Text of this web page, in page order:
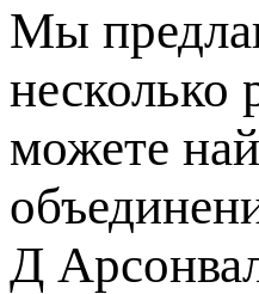
Мы
можете
Д